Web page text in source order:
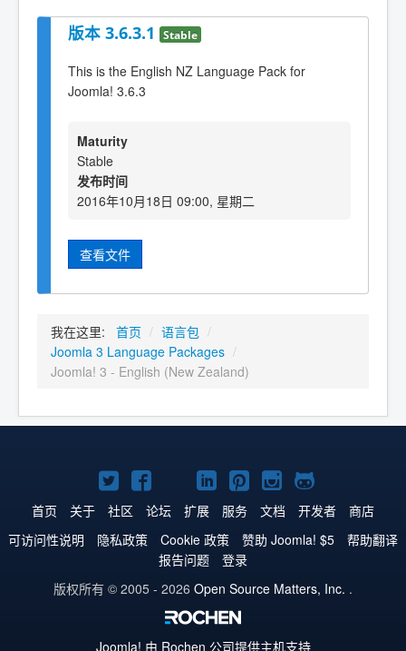
版本 3.6.3.1 Stable
This is the English NZ Language Pack for
Joomla! 3.6.3
Maturity
Stable
发布时间
2016年10月18日 09:00, 星期二
查看文件
我在这里: 首页 / 语言包 /
Joomla 3 Language Packages /
Joomla! 3 - English (New Zealand)
Twitter
主
页
Facebook
主
页
YouTube
主
页
LinkedIn
主
页
Pinterest
主
页
Instagram
主
页
GitHub
主
页
首页 关于 社区 论坛 扩展 服务 文档 开发者
商店
可访问性说明
隐私政策 Cookie 政策 赞助 Joomla! $5
帮助翻译
报告问题
登录
版权所有 © 2005 - 2026 Open Source Matters, Inc. .
Joomla! 由 Rochen 公司提供主机支持